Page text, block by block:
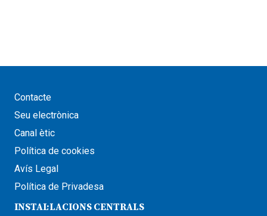
Contacte
Seu electrònica
Canal ètic
Política de cookies
Avís Legal
Política de Privadesa
INSTAL·LACIONS CENTRALS